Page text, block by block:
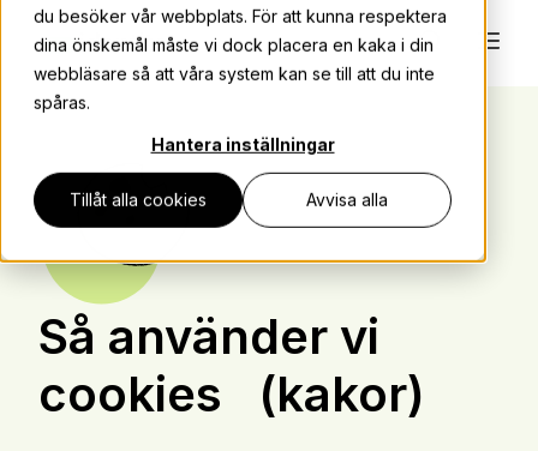
du besöker vår webbplats. För att kunna respektera
dina önskemål måste vi dock placera en kaka i din
webbläsare så att våra system kan se till att du inte
spåras.
Hantera inställningar
Tillåt alla cookies Avvisa alla
Så använder vi
cookies
(kakor)